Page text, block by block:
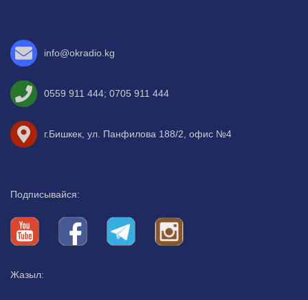
info@okradio.kg
0559 911 444; 0705 911 444
г.Бишкек, ул. Панфилова 188/2, офис №4
Подписывайся:
Жазыл: